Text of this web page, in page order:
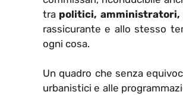
tra politici,
rassicurante e allo stesso
ogni cosa.
Un quadro che senza
urbanistici e alle